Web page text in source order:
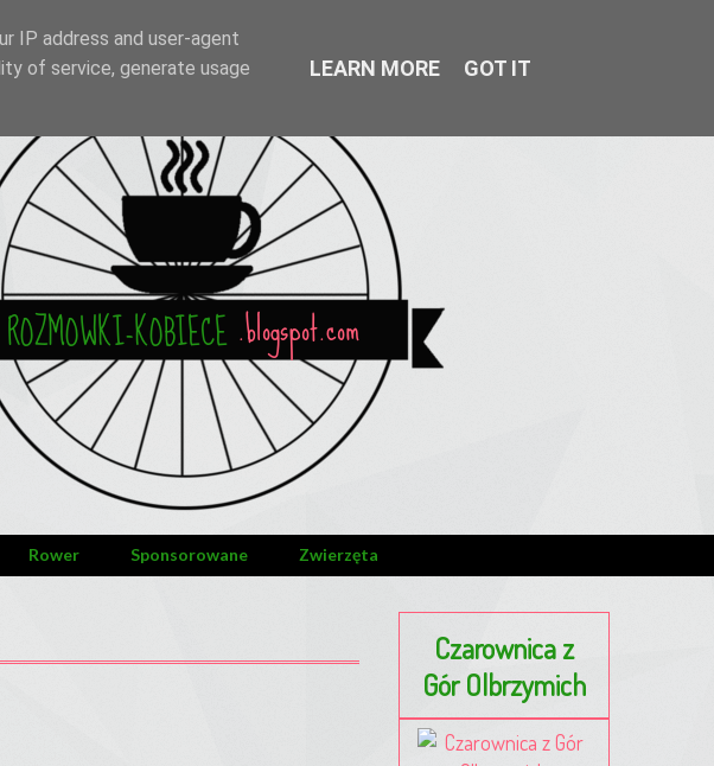
Rower Sponsorowane Zwierzęta
Czarownica z
Gór Olbrzymich
IP address and user-agent
of service, generate usage
LEARN MORE GOT IT